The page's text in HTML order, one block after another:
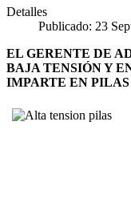
Detalles
Publicado: 23
EL GERENTE DE
BAJA TENSIÓN Y
IMPARTE EN PILAS